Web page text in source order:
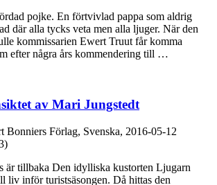
pojke. En förtvivlad pappa som aldrig
där alla tycks veta men alla ljuger. När den
kommissarien Ewert Truut får komma
efter några års kommendering till …
av Mari Jungstedt
Bonniers Förlag, Svenska, 2016-05-12
är tillbaka Den idylliska kustorten Ljugarn
liv inför turistsäsongen. Då hittas den